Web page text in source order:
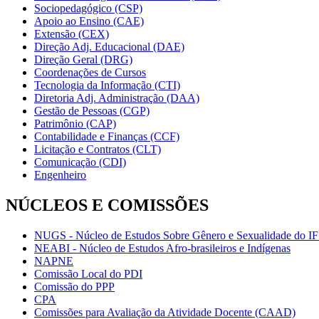
Sociopedagógico (CSP)
Apoio ao Ensino (CAE)
Extensão (CEX)
Direção Adj. Educacional (DAE)
Direção Geral (DRG)
Coordenações de Cursos
Tecnologia da Informação (CTI)
Diretoria Adj. Administração (DAA)
Gestão de Pessoas (CGP)
Patrimônio (CAP)
Contabilidade e Finanças (CCF)
Licitação e Contratos (CLT)
Comunicação (CDI)
Engenheiro
NÚCLEOS E COMISSÕES
NUGS - Núcleo de Estudos Sobre Gênero e Sexualidade do
NEABI - Núcleo de Estudos Afro-brasileiros e Indígenas
NAPNE
Comissão Local do PDI
Comissão do PPP
CPA
Comissões para Avaliação da Atividade Docente (CAAD)